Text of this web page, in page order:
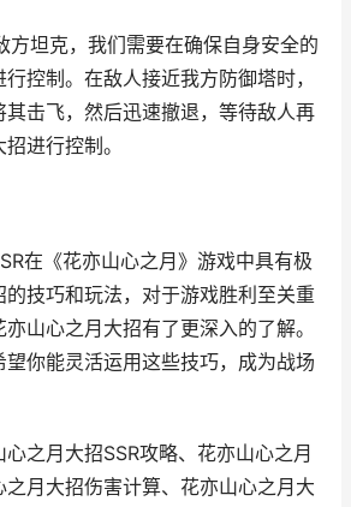
方坦克，我们需要在确保自身安全的
控制。在敌人接近我方防御塔时，
击飞，然后迅速撤退，等待敌人再
进行控制。
在《花亦山心之月》游戏中具有极
技巧和玩法，对于游戏胜利至关重
山心之月大招有了更深入的了解。
你能灵活运用这些技巧，成为战场
之月大招SSR攻略、花亦山心之月
月大招伤害计算、花亦山心之月大